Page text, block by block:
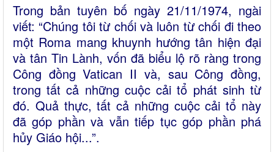
Trong bản tuyên bố ngày 21/11/1974, ngài
viết: “Chúng tôi từ chối và luôn từ chối đi theo
một Roma mang khuynh hướng tân hiện đại
và tân Tin Lành, vốn đã biểu lộ rõ ràng trong
Công đồng Vatican II và, sau Công đồng,
trong tất cả những cuộc cải tổ phát sinh từ
đó. Quả thực, tất cả những cuộc cải tổ này
đã góp phần và vẫn tiếp tục góp phần phá
hủy Giáo hội...”.